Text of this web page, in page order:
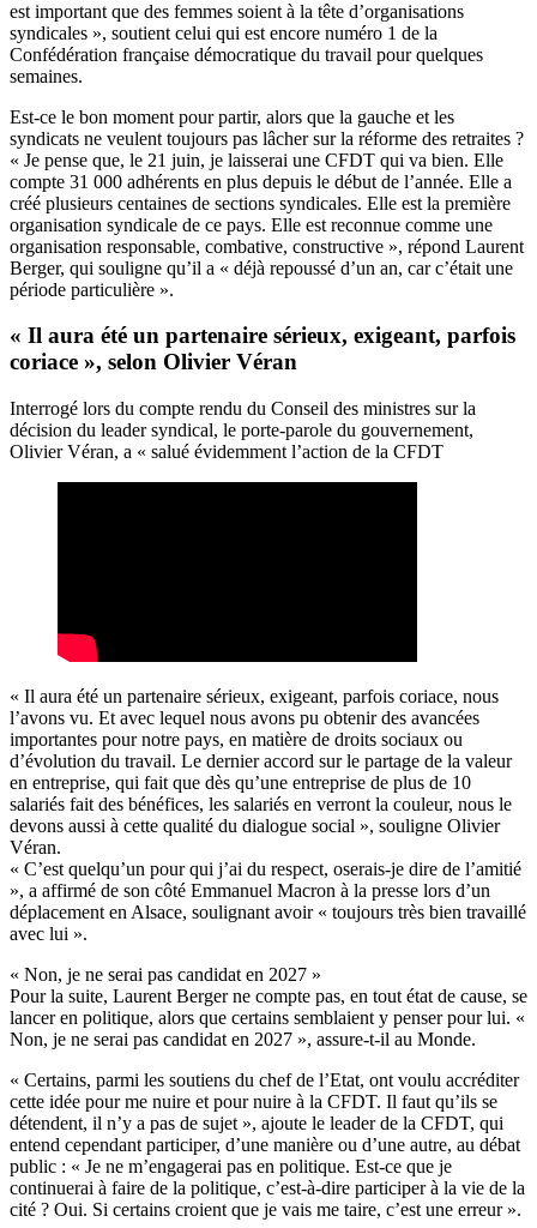
est important que des femmes soient à la tête d’organisations
syndicales », soutient celui qui est encore numéro 1 de la
Confédération française démocratique du travail pour quelques
semaines.
Est-ce le bon moment pour partir, alors que la gauche et les
syndicats ne veulent toujours pas lâcher sur la réforme des retraites ?
« Je pense que, le 21 juin, je laisserai une CFDT qui va bien. Elle
compte 31 000 adhérents en plus depuis le début de l’année. Elle a
créé plusieurs centaines de sections syndicales. Elle est la première
organisation syndicale de ce pays. Elle est reconnue comme une
organisation responsable, combative, constructive », répond Laurent
Berger, qui souligne qu’il a « déjà repoussé d’un an, car c’était une
période particulière ».
« Il aura été un partenaire sérieux, exigeant, parfois
coriace », selon Olivier Véran
Interrogé lors du compte rendu du Conseil des ministres sur la
décision du leader syndical, le porte-parole du gouvernement,
Olivier Véran, a « salué évidemment l’action de la CFDT
« Il aura été un partenaire sérieux, exigeant, parfois coriace, nous
l’avons vu. Et avec lequel nous avons pu obtenir des avancées
importantes pour notre pays, en matière de droits sociaux ou
d’évolution du travail. Le dernier accord sur le partage de la valeur
en entreprise, qui fait que dès qu’une entreprise de plus de 10
salariés fait des bénéfices, les salariés en verront la couleur, nous le
devons aussi à cette qualité du dialogue social », souligne Olivier
Véran.
« C’est quelqu’un pour qui j’ai du respect, oserais-je dire de l’amitié
», a affirmé de son côté Emmanuel Macron à la presse lors d’un
déplacement en Alsace, soulignant avoir « toujours très bien travaillé
avec lui ».
« Non, je ne serai pas candidat en 2027 »
Pour la suite, Laurent Berger ne compte pas, en tout état de cause, se
lancer en politique, alors que certains semblaient y penser pour lui. «
Non, je ne serai pas candidat en 2027 », assure-t-il au Monde.
« Certains, parmi les soutiens du chef de l’Etat, ont voulu accréditer
cette idée pour me nuire et pour nuire à la CFDT. Il faut qu’ils se
détendent, il n’y a pas de sujet », ajoute le leader de la CFDT, qui
entend cependant participer, d’une manière ou d’une autre, au débat
public : « Je ne m’engagerai pas en politique. Est-ce que je
continuerai à faire de la politique, c’est-à-dire participer à la vie de la
cité ? Oui. Si certains croient que je vais me taire, c’est une erreur ».